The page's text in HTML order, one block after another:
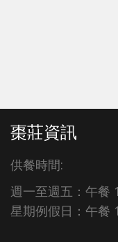
棗莊資訊
供餐時間:
週一至週五：午餐
星期例假日：午餐